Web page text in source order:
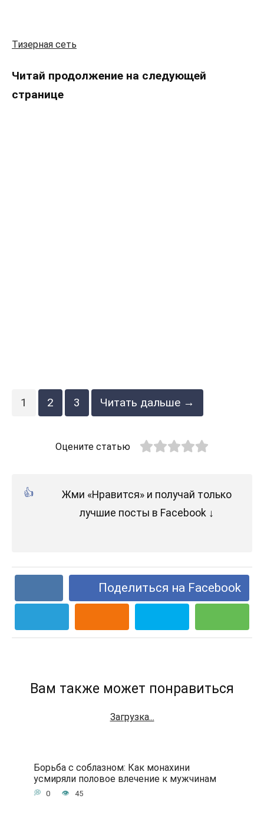
Тизерная сеть
Читай продолжение на следующей
странице
1 2 3 Читать дальше →
Оцените статью
Жми «Нравится» и получай только
лучшие посты в Facebook ↓
Поделиться на Facebook
Вам также может понравиться
Загрузка...
Борьба с соблазном: Как монахини
усмиряли половое влечение к мужчинам
0 45